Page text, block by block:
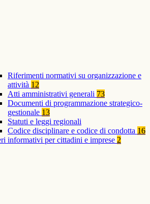
Riferimenti normativi su organizzazione e
attività 12
Atti amministrativi generali 73
Documenti di programmazione strategico-
gestionale 13
Statuti e leggi regionali
Codice disciplinare e codice di condotta 16
informativi per cittadini e imprese 2